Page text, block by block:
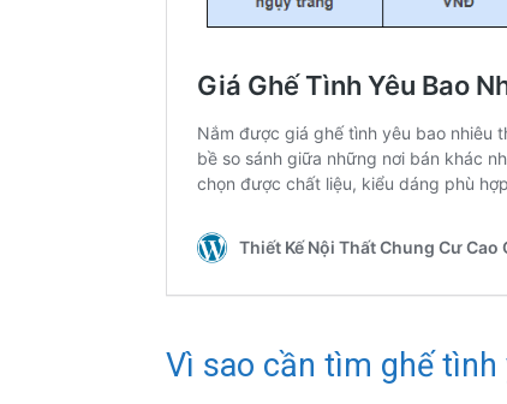
Vì sao cần tìm ghế tình